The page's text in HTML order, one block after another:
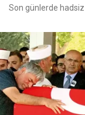
Son günlerde hadsiz